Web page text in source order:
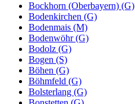
Bockhorn (Oberbayern) (G)
Bodenkirchen (G)
Bodenmais (M)
Bodenwöhr (G)
Bodolz (G)
Bogen (S)
Böhen (G)
Böhmfeld (G)
Bolsterlang (G)